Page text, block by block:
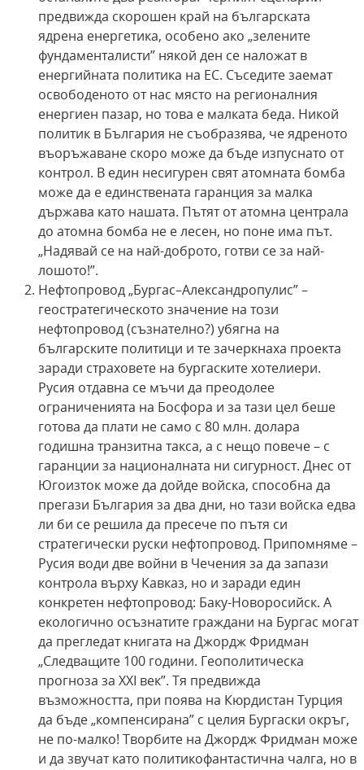
предвижда скорошен край на българската
ядрена енергетика, особено ако „зелените
фундаменталисти” някой ден се наложат в
енергийната политика на ЕС. Съседите заемат
освободеното от нас място на регионалния
енергиен пазар, но това е малката беда. Никой
политик в България не съобразява, че ядреното
въоръжаване скоро може да бъде изпуснато от
контрол. В един несигурен свят атомната бомба
може да е единствената гаранция за малка
държава като нашата. Пътят от атомна централа
до атомна бомба не е лесен, но поне има път.
„Надявай се на най-доброто, готви се за най-
лошото!”.
Нефтопровод „Бургас–Александропулис” –
геостратегическото значение на този
нефтопровод (съзнателно?) убягна на
българските политици и те зачеркнаха проекта
заради страховете на бургаските хотелиери.
Русия отдавна се мъчи да преодолее
ограниченията на Босфора и за тази цел беше
готова да плати не само с 80 млн. долара
годишна транзитна такса, а с нещо повече – с
гаранции за националната ни сигурност. Днес от
Югоизток може да дойде войска, способна да
прегази България за два дни, но тази войска едва
ли би се решила да пресече по пътя си
стратегически руски нефтопровод. Припомняме –
Русия води две войни в Чечения за да запази
контрола върху Кавказ, но и заради един
конкретен нефтопровод: Баку-Новоросийск. А
екологично осъзнатите граждани на Бургас могат
да прегледат книгата на Джордж Фридман
„Следващите 100 години. Геополитическа
прогноза за ХХІ век”. Тя предвижда
възможността, при поява на Кюрдистан Турция
да бъде „компенсирана” с целия Бургаски окръг,
не по-малко! Творбите на Джордж Фридман може
и да звучат като политикофантастична чалга, но в